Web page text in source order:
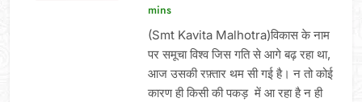
mins
(Smt Kavita Malhotra)विकास के नाम
पर समूचा विश्व जिस गति से आगे बढ़ रहा था,
आज उसकी रफ़्तार थम सी गई है। न तो कोई
कारण ही किसी की पकड़ में आ रहा है न ही